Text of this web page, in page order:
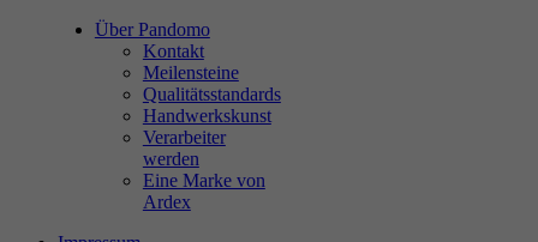
Über Pandomo
Kontakt
Meilensteine
Qualitätsstandards
Handwerkskunst
Verarbeiter
werden
Eine Marke von
Ardex